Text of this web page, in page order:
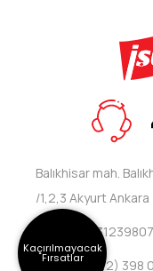
Balıkhisar mah.
/1,2,3 Akyurt Ankara
Telefon:
Fax: +90 (312) 398
Kaçırılmayacak
Fırsatlar